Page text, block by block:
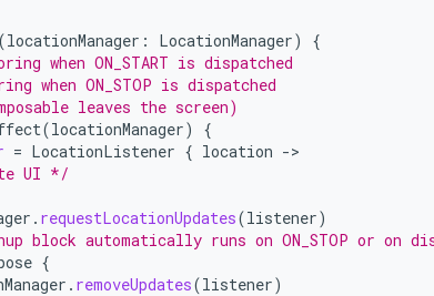
(locationManager : LocationManager)
{
when ON_START is dispatched
when ON_STOP is dispatched
leaves the screen)
(locationManager)
{
= LocationListener { location -
UI */
. requestLocationUpdates(listener)
block automatically runs on ON_STOP or on
{
. removeUpdates(listener)